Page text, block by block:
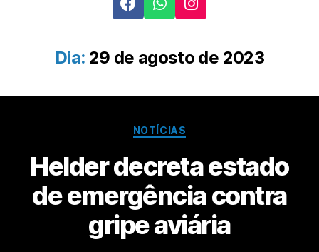
Dia: 29 de agosto de 2023
NOTÍCIAS
Helder decreta estado
de emergência contra
gripe aviária